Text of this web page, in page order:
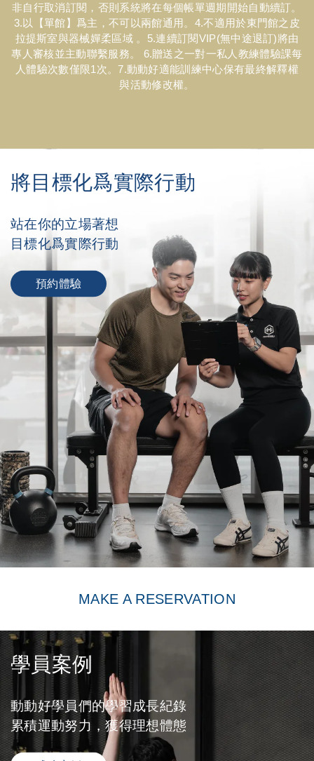
非自行取消訂閱，否則系統將在每個帳單週期開始自動續訂。
3.以【單館】爲主，不可以兩館通用。4.不適用於東門館之皮
拉提斯室與器械嬋柔區域 。5.連續訂閱VIP(無中途退訂)將由
專人審核並主動聯繫服務。 6.贈送之一對一私人教練體驗課每
人體驗次數僅限1次。7.動動好適能訓練中心保有最終解釋權
與活動修改權。
將目標化爲實際行動
站在你的立場著想
目標化爲實際行動
預約體驗
MAKE A RESERVATION
學員案例
動動好學員們的學習成長紀錄
累積運動努力，獲得理想體態